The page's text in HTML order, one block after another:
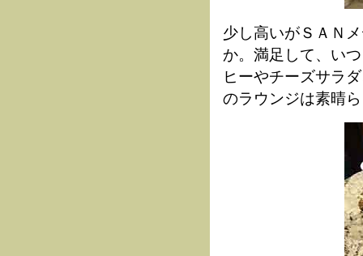
少し高いがＳＡＮ
か。満足して、い
ヒーやチーズサラ
のラウンジは素晴